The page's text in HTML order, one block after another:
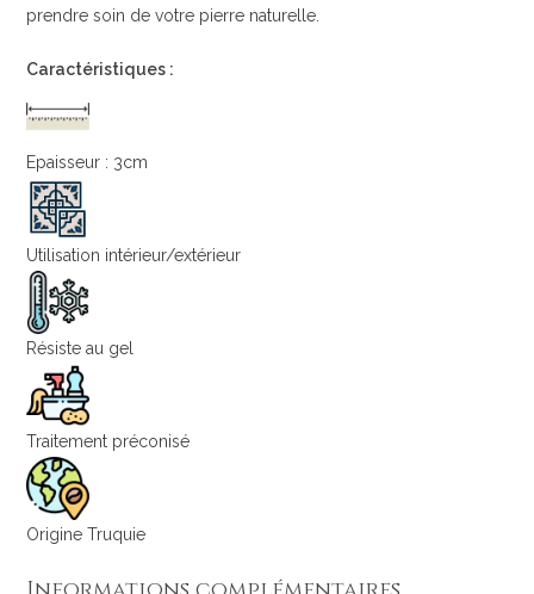
prendre soin de votre pierre naturelle.
Caractéristiques :
Epaisseur : 3cm
Utilisation intérieur/extérieur
Résiste au gel
Traitement préconisé
Origine Truquie